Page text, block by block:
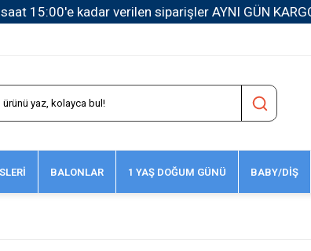
1500 TL ve Üzeri Kargo Ücretsiz!
BALONLAR 1 YAŞ DOĞUM GÜNÜ BABY/DİŞ